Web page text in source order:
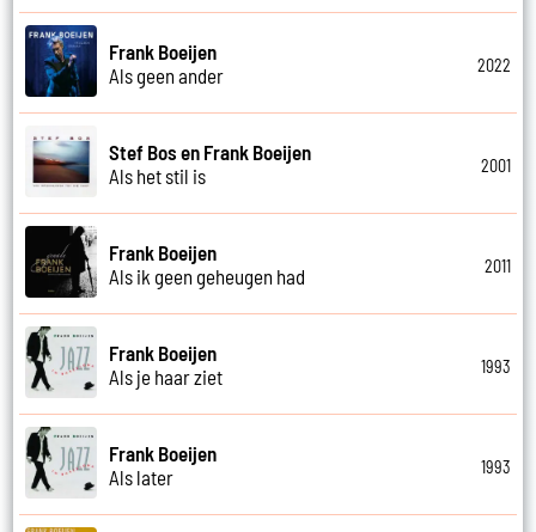
Frank Boeijen
Als geen ander
2022
Stef Bos en Frank Boeijen
Als het stil is
2001
Frank Boeijen
Als ik geen geheugen had
2011
Frank Boeijen
Als je haar ziet
1993
Frank Boeijen
Als later
1993